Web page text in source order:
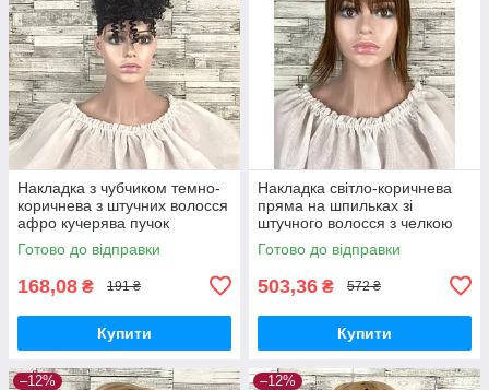
Накладка з чубчиком темно-
коричнева з штучних волосся
афро кучерява пучок
Готово до відправки
168,08 ₴ 191 ₴
Купити
Накладка світло-коричнева
пряма на шпильках зі
штучного волосся з челкою
та проділом 30 см
Готово до відправки
503,36 ₴ 572 ₴
Купити
–12% –12%